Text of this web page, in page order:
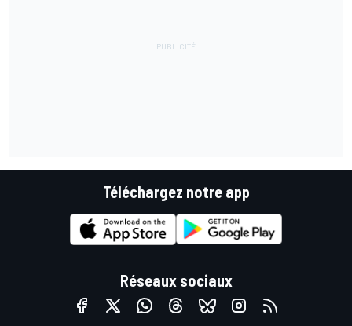
Téléchargez notre app
Réseaux sociaux